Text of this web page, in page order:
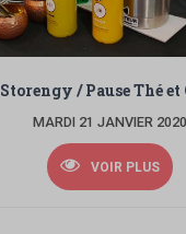
Storengy / Pause Thé et
MARDI 21 JANVIER 2020
VOIR PLUS